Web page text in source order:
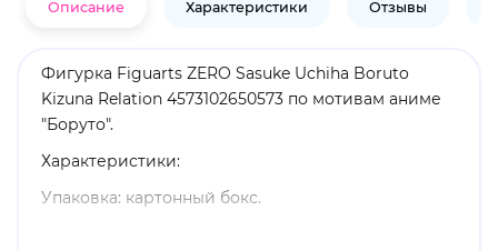
Описание Характеристики Отзывы
Фигурка Figuarts ZERO Sasuke Uchiha Boruto
Kizuna Relation 4573102650573 по мотивам аниме
"Боруто".
Характеристики:
Упаковка: картонный бокс.